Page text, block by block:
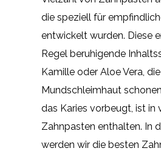
die speziell für
entwickelt wurden. Diese
Regel beruhigende
Kamille oder Aloe Vera,
Mundschleimhaut
das Karies vorbeugt, ist in
Zahnpasten enthalten. In
werden wir die besten